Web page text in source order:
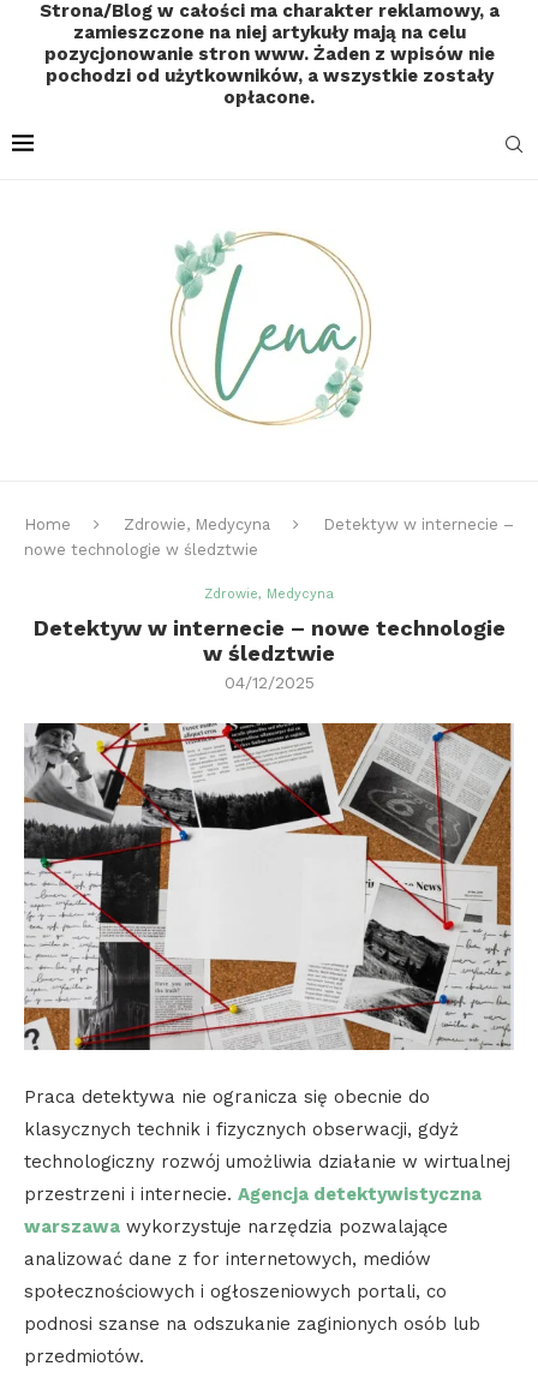
Strona/Blog w całości ma charakter reklamowy, a
zamieszczone na niej artykuły mają na celu
pozycjonowanie stron www. Żaden z wpisów nie
pochodzi od użytkowników, a wszystkie zostały
opłacone.
Home Zdrowie, Medycyna
Detektyw w internecie –
nowe technologie w śledztwie
Zdrowie, Medycyna
Detektyw w internecie – nowe technologie
w śledztwie
04/12/2025
Praca detektywa nie ogranicza się obecnie do
klasycznych technik i fizycznych obserwacji, gdyż
technologiczny rozwój umożliwia działanie w wirtualnej
przestrzeni i internecie. Agencja detektywistyczna
warszawa wykorzystuje narzędzia pozwalające
analizować dane z for internetowych, mediów
społecznościowych i ogłoszeniowych portali, co
podnosi szanse na odszukanie zaginionych osób lub
przedmiotów.